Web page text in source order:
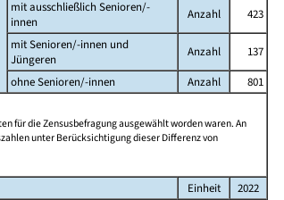
mit ausschließlich Senioren/-
innen
Anzahl
423
mit Senioren/-innen und
Jüngeren
Anzahl
137
ohne Senioren/-innen
Anzahl
801
für die Zensusbefragung ausgewählt worden waren. An
unter Berücksichtigung dieser Differenz von
Einheit
2022